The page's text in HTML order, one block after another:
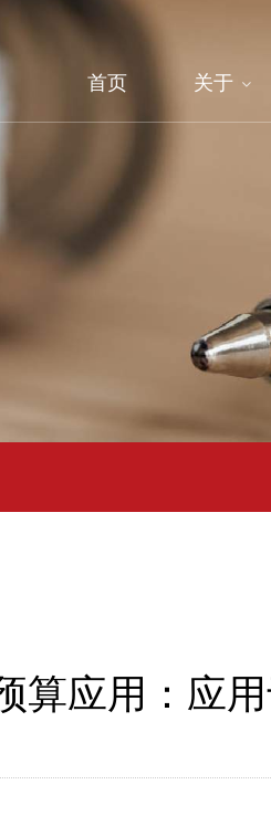
首页 关于
算应用：应